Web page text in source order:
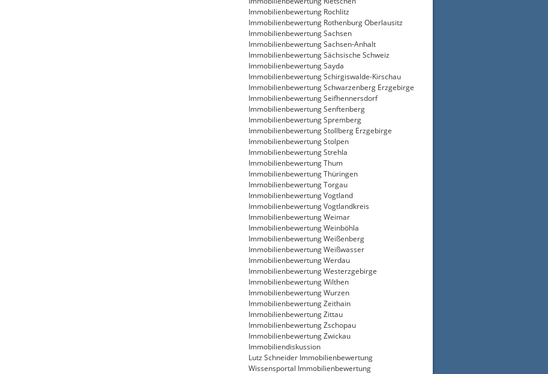
Immobilienbewertung Rochlitz
Immobilienbewertung Rothenburg Oberlausitz
Immobilienbewertung Sachsen
Immobilienbewertung Sachsen-Anhalt
Immobilienbewertung Sächsische Schweiz
Immobilienbewertung Sayda
Immobilienbewertung Schirgiswalde-Kirschau
Immobilienbewertung Schwarzenberg Erzgebirge
Immobilienbewertung Seifhennersdorf
Immobilienbewertung Senftenberg
Immobilienbewertung Spremberg
Immobilienbewertung Stollberg Erzgebirge
Immobilienbewertung Stolpen
Immobilienbewertung Strehla
Immobilienbewertung Thum
Immobilienbewertung Thüringen
Immobilienbewertung Torgau
Immobilienbewertung Vogtland
Immobilienbewertung Vogtlandkreis
Immobilienbewertung Weimar
Immobilienbewertung Weinböhla
Immobilienbewertung Weißenberg
Immobilienbewertung Weißwasser
Immobilienbewertung Werdau
Immobilienbewertung Westerzgebirge
Immobilienbewertung Wilthen
Immobilienbewertung Wurzen
Immobilienbewertung Zeithain
Immobilienbewertung Zittau
Immobilienbewertung Zschopau
Immobilienbewertung Zwickau
Immobiliendiskussion
Lutz Schneider Immobilienbewertung
Wissensportal Immobilienbewertung